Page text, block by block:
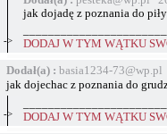
jak dojadę z poznania do piły
->
DODAJ W TYM WĄTKU
Dodał(a) : basia1234-
jak dojechac z poznania do
->
DODAJ W TYM WĄTKU